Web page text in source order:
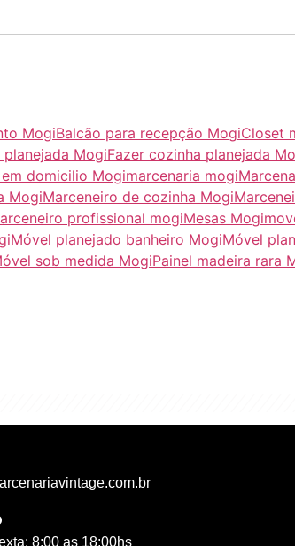
MogiBalcão para recepção MogiCloset
planejada MogiFazer cozinha planejada
domicilio Mogimarcenaria mogi
MogiMarceneiro de cozinha Mogi
profissional mogiMesas Mogi
Móvel planejado banheiro MogiMóvel
sob medida MogiPainel madeira rara
8:00 as 18:00hs